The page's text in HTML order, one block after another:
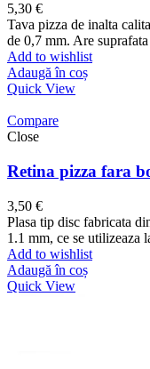
5,30 €
Tava pizza de inalta
de 0,7 mm. Are
Add to wishlist
Adaugă în coș
Quick View
Compare
Close
Retina pizza fara
3,50 €
Plasa tip disc fabricata
1.1 mm, ce se utilizeaza
Add to wishlist
Adaugă în coș
Quick View